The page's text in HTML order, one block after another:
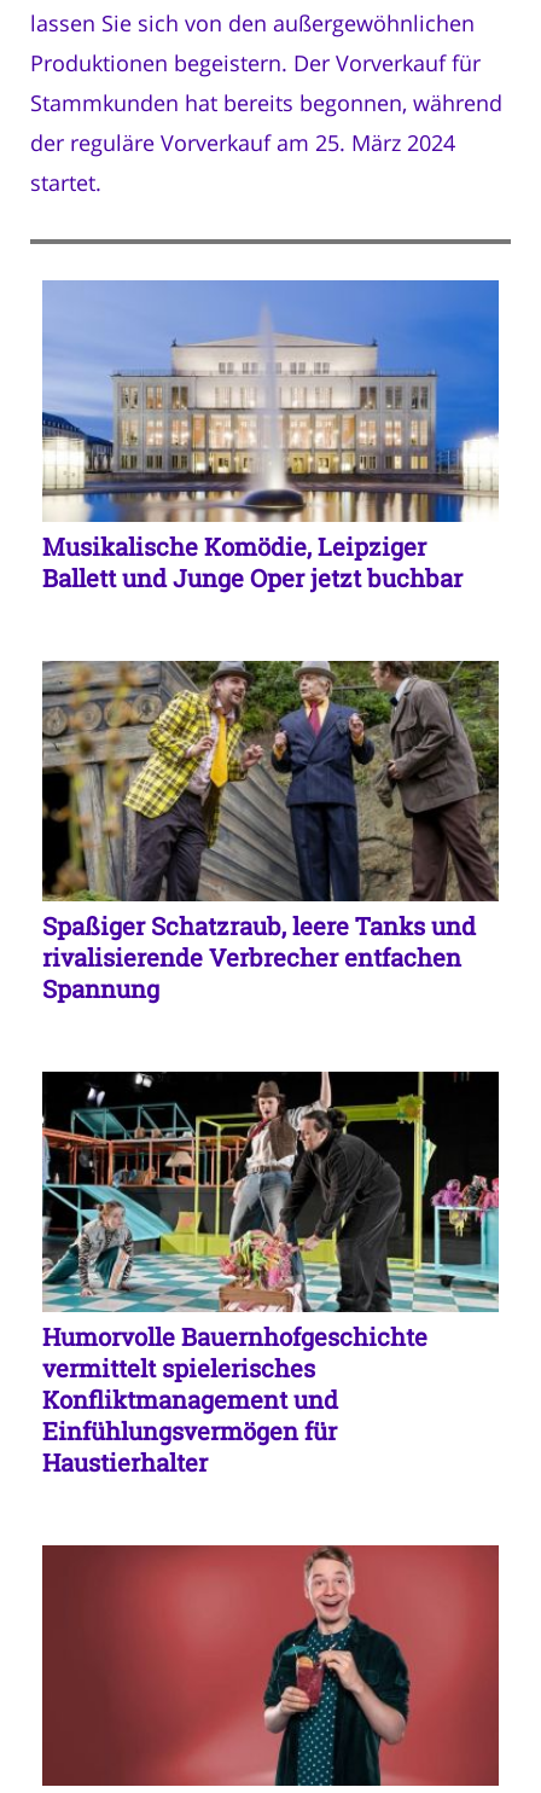
lassen Sie sich von den außergewöhnlichen
Produktionen begeistern. Der Vorverkauf für
Stammkunden hat bereits begonnen, während
der reguläre Vorverkauf am 25. März 2024
startet.
Musikalische Komödie, Leipziger
Ballett und Junge Oper jetzt buchbar
Spaßiger Schatzraub, leere Tanks und
rivalisierende Verbrecher entfachen
Spannung
Humorvolle Bauernhofgeschichte
vermittelt spielerisches
Konfliktmanagement und
Einfühlungsvermögen für
Haustierhalter